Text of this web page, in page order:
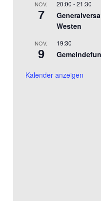
NOV.
7
20:00 -21:30
Westen
NOV.
9
19:30
Kalender anzeigen